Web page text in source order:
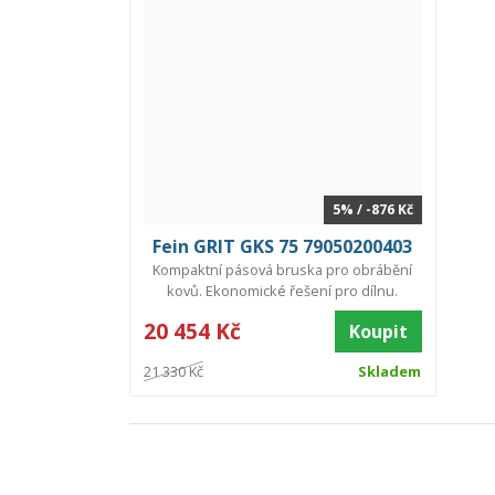
5% / -876 Kč
Fein GRIT GKS 75 79050200403
Kompaktní pásová bruska pro obrábění
kovů. Ekonomické řešení pro dílnu.
20 454 Kč Koupit
21 330 Kč Skladem